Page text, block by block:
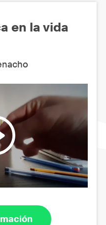
en la vida